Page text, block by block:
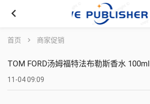
keyboard_arrow_left
首页 chevron_right 商家促销
TOM FORD汤姆福特法布勒斯香水 100ml
11-04 09:09